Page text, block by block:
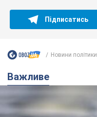
Підписатись
Новини політики
Важливе